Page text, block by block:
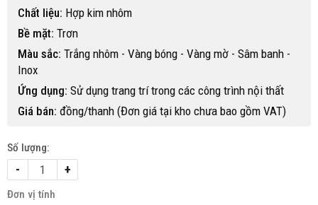
Chất liệu: Hợp kim nhôm
Bề mặt: Trơn
Màu sắc: Trắng nhôm - Vàng bóng - Vàng mờ - Sâm banh -
Inox
Ứng dụng: Sử dụng trang trí trong các công trình nội thất
Giá bán: đồng/thanh (Đơn giá tại kho chưa bao gồm VAT)
Số lượng:
- +
Đơn vị tính